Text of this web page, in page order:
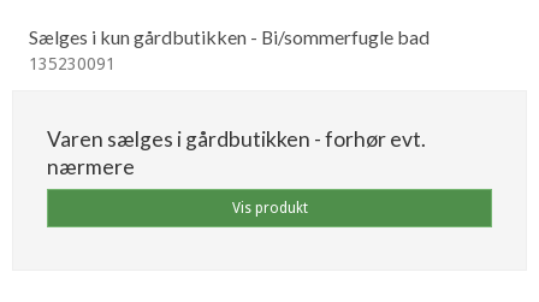
Sælges i kun gårdbutikken - Bi/sommerfugle bad
135230091
Varen sælges i gårdbutikken - forhør evt.
nærmere
Vis produkt